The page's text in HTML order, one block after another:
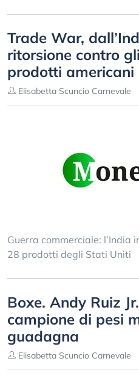
Trade War,
ritorsione contro
prodotti americani
Elisabetta Scuncio Carnevale
Guerra commerciale:
28 prodotti degli Stati Uniti
Boxe. Andy Ruiz
campione di pesi
guadagna
Elisabetta Scuncio Carnevale